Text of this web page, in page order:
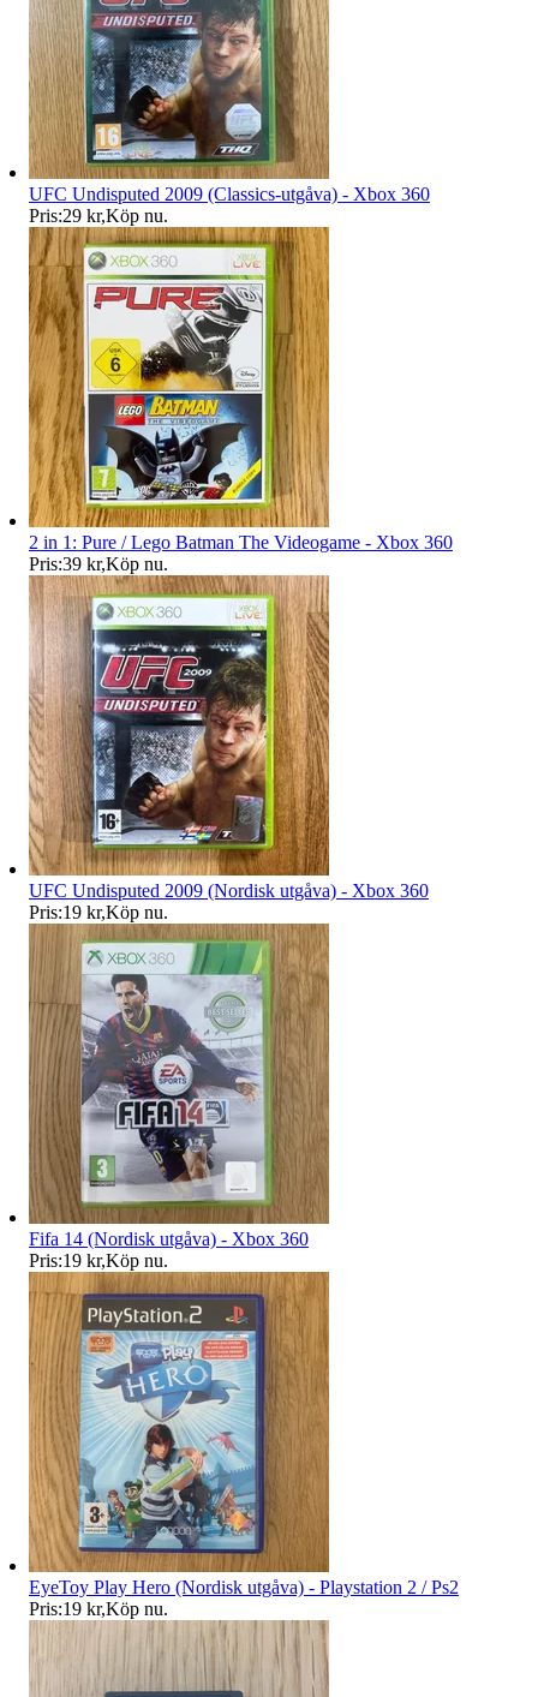
UFC Undisputed 2009 (Classics-utgåva) - Xbox 360
Pris:29 kr,Köp nu.
2 in 1: Pure / Lego Batman The Videogame - Xbox 360
Pris:39 kr,Köp nu.
UFC Undisputed 2009 (Nordisk utgåva) - Xbox 360
Pris:19 kr,Köp nu.
Fifa 14 (Nordisk utgåva) - Xbox 360
Pris:19 kr,Köp nu.
EyeToy Play Hero (Nordisk utgåva) - Playstation 2 / Ps2
Pris:19 kr,Köp nu.